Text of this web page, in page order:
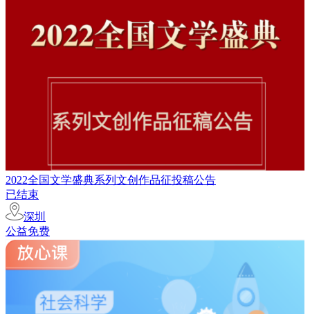
2022全国文学盛典系列文创作品征投稿公告
已结束
深圳
公益免费